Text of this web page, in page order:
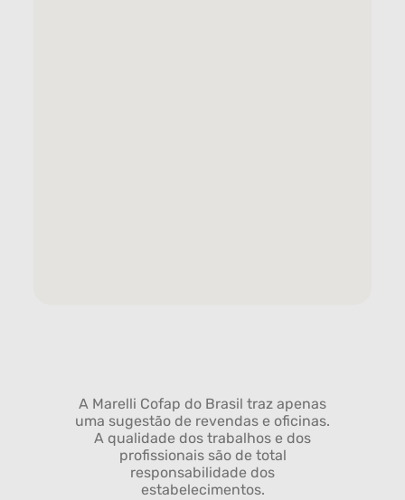
A Marelli Cofap do Brasil traz apenas
uma sugestão de revendas e oficinas.
A qualidade dos trabalhos e dos
profissionais são de total
responsabilidade dos
estabelecimentos.